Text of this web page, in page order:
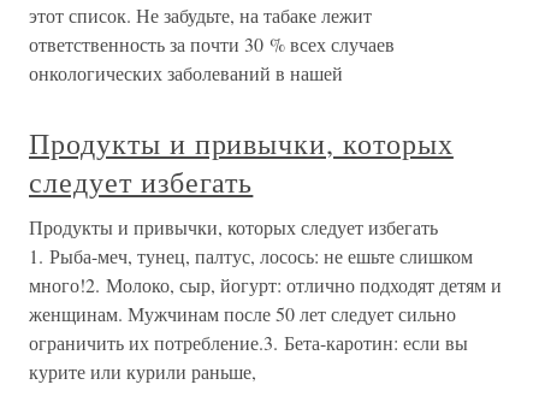
этот список. Не забудьте, на табаке лежит
ответственность за почти 30 % всех случаев
онкологических заболеваний в нашей
Продукты и привычки, которых
следует избегать
Продукты и привычки, которых следует избегать
1. Рыба-меч, тунец, палтус, лосось: не ешьте слишком
много!2. Молоко, сыр, йогурт: отлично подходят детям и
женщинам. Мужчинам после 50 лет следует сильно
ограничить их потребление.3. Бета-каротин: если вы
курите или курили раньше,